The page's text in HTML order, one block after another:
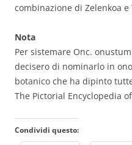
combinazione di Zelenkoa e
Nota
Per sistemare Onc.
decisero di nominarlo in
botanico che ha dipinto
The Pictorial Encyclopedia
Condividi questo: